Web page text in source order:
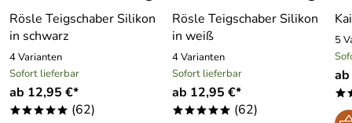
Rösle Teigschaber Silikon
in schwarz
4 Varianten
Sofort lieferbar
ab 12,95 €*
***** (62)
Rösle Teigschaber Silikon
in weiß
4 Varianten
Sofort lieferbar
ab 12,95 €*
***** (62)
5